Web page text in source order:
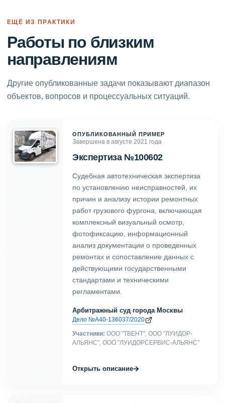
ЕЩЁ ИЗ ПРАКТИКИ
Работы по близким
направлениям
Другие опубликованные задачи показывают диапазон
объектов, вопросов и процессуальных ситуаций.
ОПУБЛИКОВАННЫЙ ПРИМЕР
Завершена в августе 2021 года
Экспертиза №100602
Судебная автотехническая экспертиза
по установлению неисправностей, их
причин и анализу истории ремонтных
работ грузового фургона, включающая
комплексный визуальный осмотр,
фотофиксацию, информационный
анализ документации о проведенных
ремонтах и сопоставление данных с
действующими государственными
стандартами и техническими
регламентами.
Арбитражный суд города Москвы
Дело №А40-136037/2020
Участники: ООО "ТВЕНТ", ООО "ЛУИДОР-
АЛЬЯНС", ООО "ЛУИДОРСЕРВИС-АЛЬЯНС"
Открыть описание→